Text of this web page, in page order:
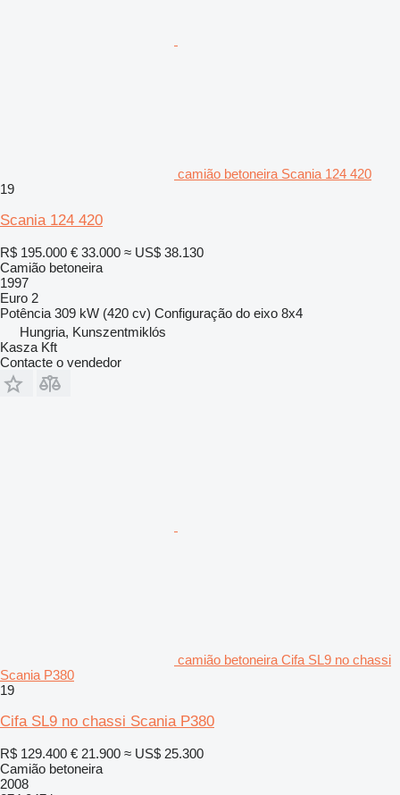
camião betoneira Scania 124 420
19
Scania 124 420
R$ 195.000 € 33.000 ≈ US$ 38.130
Camião betoneira
1997
Euro 2
Potência 309 kW (420 cv) Configuração do eixo 8x4
Hungria, Kunszentmiklós
Kasza Kft
Contacte o vendedor
camião betoneira Cifa SL9 no chassi
Scania P380
19
Cifa SL9 no chassi Scania P380
R$ 129.400 € 21.900 ≈ US$ 25.300
Camião betoneira
2008